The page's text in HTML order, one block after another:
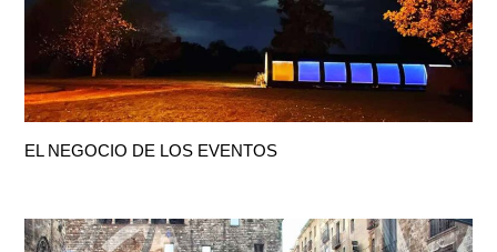
EL NEGOCIO DE LOS EVENTOS